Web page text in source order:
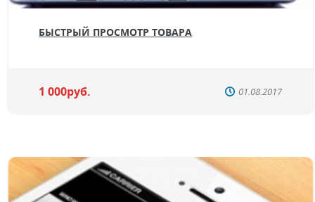
БЫСТРЫЙ ПРОСМОТР ТОВАРА
1 000руб. 01.08.2017